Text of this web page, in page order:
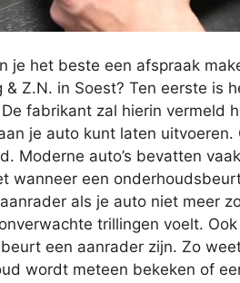
je het beste een afspraak
& Z.N. in Soest? Ten eerste is
fabrikant zal hierin vermeld
je auto kunt laten
Moderne auto’s bevatten
wanneer een
als je auto niet meer
trillingen voelt.
een aanrader zijn. Zo
wordt meteen bekeken of